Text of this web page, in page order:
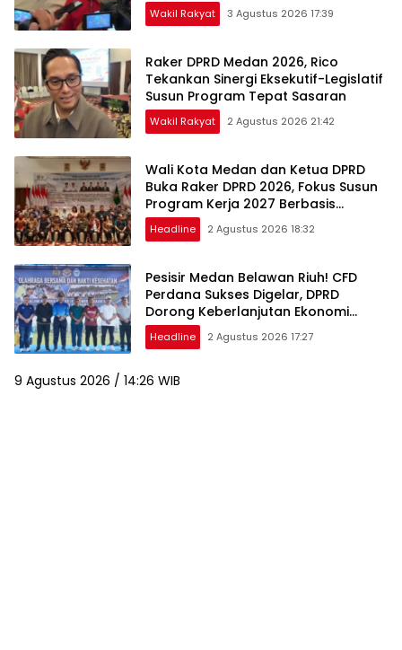
Wakil Rakyat 3 Agustus 2026 17:39
Raker DPRD Medan 2026, Rico
Tekankan Sinergi Eksekutif-Legislatif
Susun Program Tepat Sasaran
Wakil Rakyat 2 Agustus 2026 21:42
Wali Kota Medan dan Ketua DPRD
Buka Raker DPRD 2026, Fokus Susun
Program Kerja 2027 Berbasis
Digitalisasi dan Inovasi
Headline 2 Agustus 2026 18:32
Pesisir Medan Belawan Riuh! CFD
Perdana Sukses Digelar, DPRD
Dorong Keberlanjutan Ekonomi
Warga
Headline 2 Agustus 2026 17:27
9 Agustus 2026 / 14:26 WIB